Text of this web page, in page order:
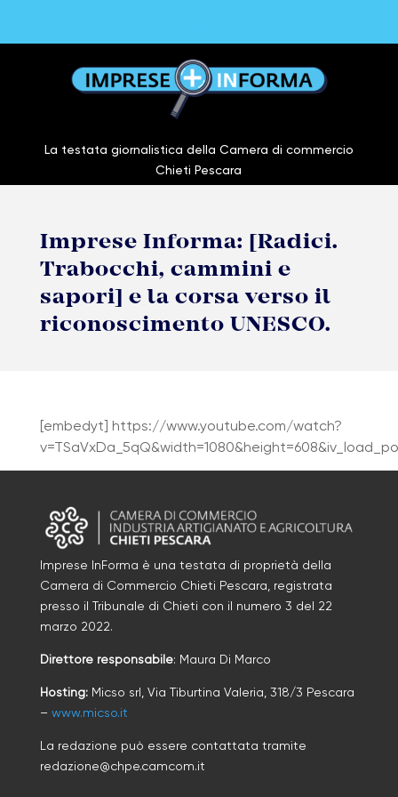
La testata giornalistica della Camera di commercio
Chieti Pescara
Imprese Informa: [Radici.
Trabocchi, cammini e
sapori] e la corsa verso il
riconoscimento UNESCO.
[embedyt] https://www.youtube.com/watch?
Imprese InForma è una testata di proprietà della
Camera di Commercio Chieti Pescara, registrata
presso il Tribunale di Chieti con il numero 3 del 22
marzo 2022.
Direttore responsabile: Maura Di Marco
Hosting:Micso srl, Via Tiburtina Valeria, 318/3 Pescara
– www.micso.it
La redazione può essere contattata tramite
redazione@chpe.camcom.it